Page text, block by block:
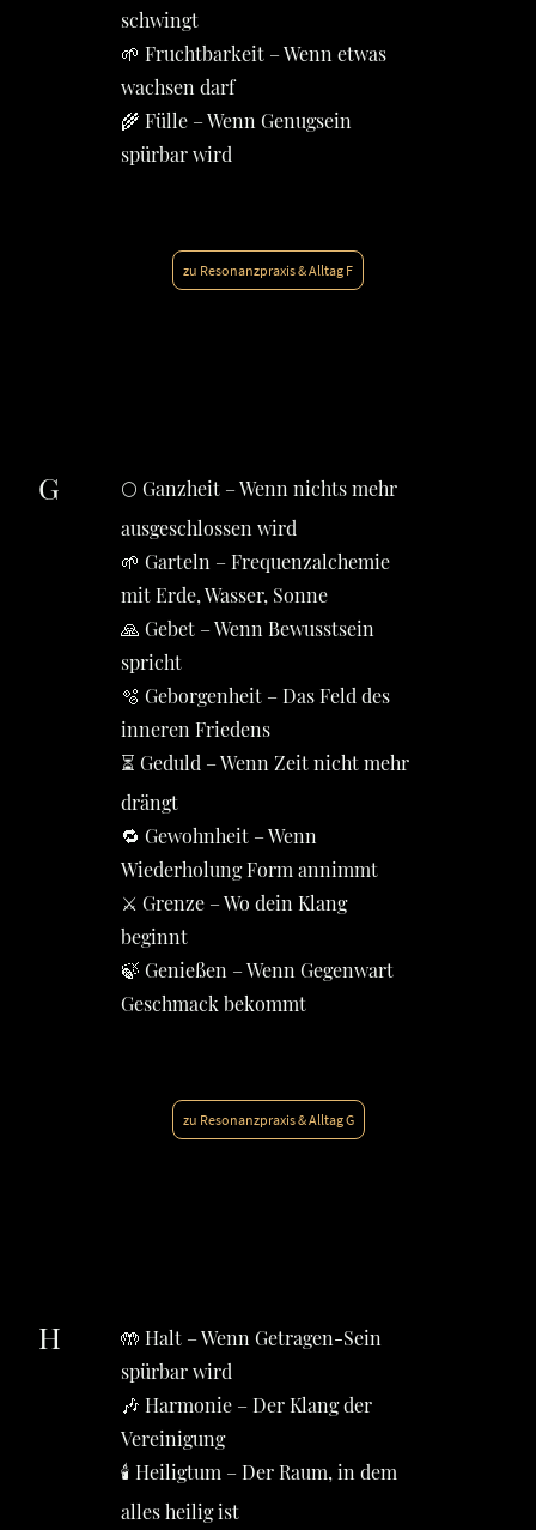
schwingt
🌱 Fruchtbarkeit – Wenn etwas
wachsen darf
🌾 Fülle – Wenn Genugsein
spürbar wird
zu Resonanzpraxis & Alltag F
G
🌕 Ganzheit – Wenn nichts mehr
ausgeschlossen wird
🌱 Garteln – Frequenzalchemie
mit Erde, Wasser, Sonne
🙏 Gebet – Wenn Bewusstsein
spricht
🫧 Geborgenheit – Das Feld des
inneren Friedens
⏳ Geduld – Wenn Zeit nicht mehr
drängt
🔁 Gewohnheit – Wenn
Wiederholung Form annimmt
⚔️ Grenze – Wo dein Klang
beginnt
🍃 Genießen – Wenn Gegenwart
Geschmack bekommt
zu Resonanzpraxis & Alltag G
H
🤲 Halt – Wenn Getragen-Sein
spürbar wird
🎶 Harmonie – Der Klang der
Vereinigung
🕯️ Heiligtum – Der Raum, in dem
alles heilig ist